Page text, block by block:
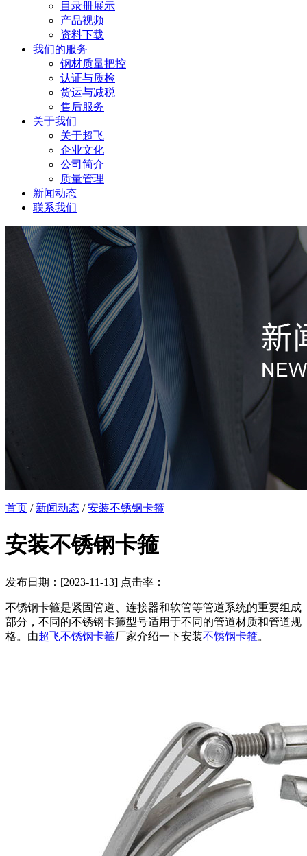
目录册展示
产品视频
资料下载
我们的服务
钢材质量把控
认证与质检
货运与减税
售后服务
关于我们
关于超飞
企业文化
公司简介
质量管理
新闻动态
联系我们
首页 / 新闻动态 /安装不锈钢卡箍
安装不锈钢卡箍
发布日期：[2023-11-13] 点击率：
不锈钢卡箍是紧固管道、连接器和软管等管道系统的重要组成
部分，不同的不锈钢卡箍型号适用于不同的管道材质和管道规
格。由超飞不锈钢卡箍厂家介绍一下安装不锈钢卡箍。